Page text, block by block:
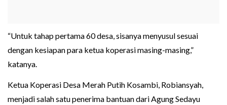
“Untuk tahap pertama 60 desa, sisanya menyusul sesuai
dengan kesiapan para ketua koperasi masing-masing,”
katanya.
Ketua Koperasi Desa Merah Putih Kosambi, Robiansyah,
menjadi salah satu penerima bantuan dari Agung Sedayu